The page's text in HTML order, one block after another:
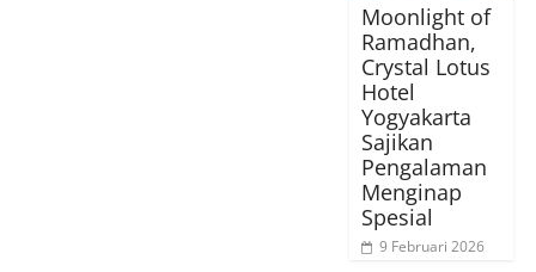
Moonlight of
Ramadhan,
Crystal Lotus
Hotel
Yogyakarta
Sajikan
Pengalaman
Menginap
Spesial
9 Februari 2026